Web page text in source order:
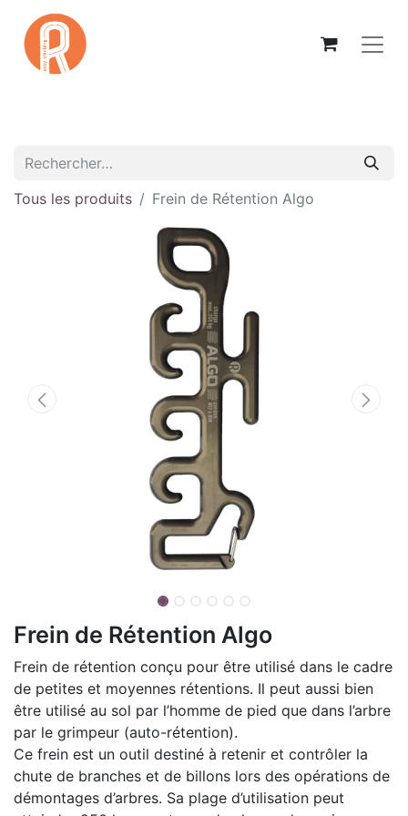
Tous les produits Frein de Rétention Algo
Frein de Rétention Algo
Frein de rétention conçu pour être utilisé dans le cadre
de petites et moyennes rétentions. Il peut aussi bien
être utilisé au sol par l’homme de pied que dans l’arbre
par le grimpeur (auto-rétention).
Ce frein est un outil destiné à retenir et contrôler la
chute de branches et de billons lors des opérations de
démontages d’arbres. Sa plage d’utilisation peut